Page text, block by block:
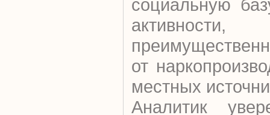
социальную
активности,
от
местных
Аналитик